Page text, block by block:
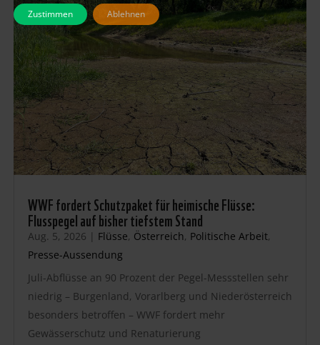
WWF fordert Schutzpaket für heimische Flüsse:
Flusspegel auf bisher tiefstem Stand
Aug. 5, 2026 | Flüsse, Österreich, Politische Arbeit,
Presse-Aussendung
Juli-Abflüsse an 90 Prozent der Pegel-Messstellen sehr
niedrig – Burgenland, Vorarlberg und Niederösterreich
besonders betroffen – WWF fordert mehr
Gewässerschutz und Renaturierung
Zustimmen Ablehnen